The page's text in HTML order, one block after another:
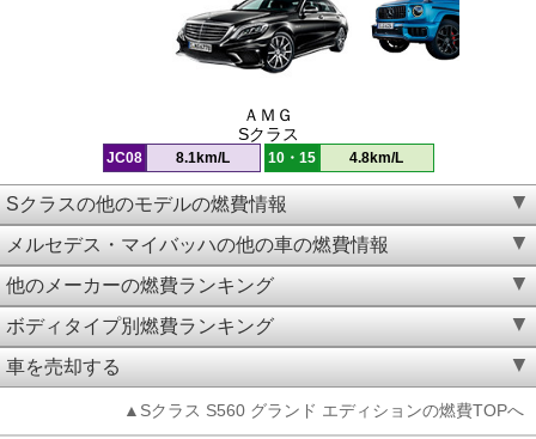
ＡＭＧ
Sクラス
JC08 8.1km/L 10・15 4.8km/L
Sクラスの他のモデルの燃費情報
メルセデス・マイバッハの他の車の燃費情報
他のメーカーの燃費ランキング
ボディタイプ別燃費ランキング
車を売却する
▲Sクラス S560 グランド エディションの燃費TOPへ